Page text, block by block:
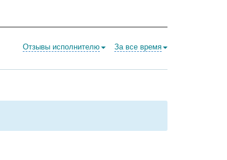
За все время
Отзывы исполнителю